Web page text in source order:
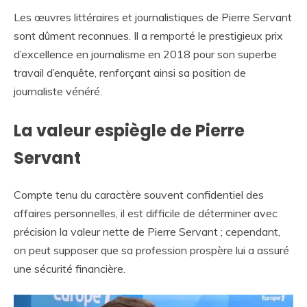
Les œuvres littéraires et journalistiques de Pierre Servant
sont dûment reconnues. Il a remporté le prestigieux prix
d’excellence en journalisme en 2018 pour son superbe
travail d’enquête, renforçant ainsi sa position de
journaliste vénéré.
La valeur espiègle de Pierre
Servant
Compte tenu du caractère souvent confidentiel des
affaires personnelles, il est difficile de déterminer avec
précision la valeur nette de Pierre Servant ; cependant,
on peut supposer que sa profession prospère lui a assuré
une sécurité financière.